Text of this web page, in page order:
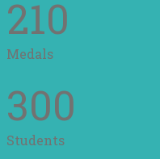
210
Medals
300
Students